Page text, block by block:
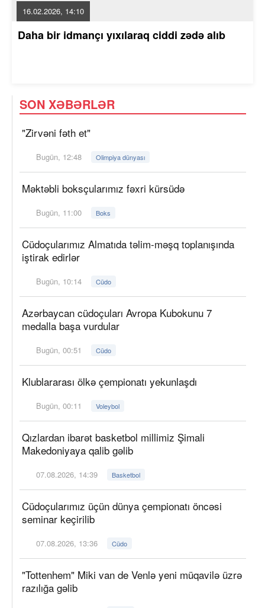
16.02.2026, 14:10
Daha bir idmançı yıxılaraq ciddi zədə alıb
SON XƏBƏRLƏR
"Zirvəni fəth et"
Bugün, 12:48 Olimpiya dünyası
Məktəbli boksçularımız fəxri kürsüdə
Bugün, 11:00 Boks
Cüdoçularımız Almatıda təlim-məşq toplanışında
iştirak edirlər
Bugün, 10:14 Cüdo
Azərbaycan cüdoçuları Avropa Kubokunu 7
medalla başa vurdular
Bugün, 00:51 Cüdo
Klublararası ölkə çempionatı yekunlaşdı
Bugün, 00:11 Voleybol
Qızlardan ibarət basketbol millimiz Şimali
Makedoniyaya qalib gəlib
07.08.2026, 14:39 Basketbol
Cüdoçularımız üçün dünya çempionatı öncəsi
seminar keçirilib
07.08.2026, 13:36 Cüdo
"Tottenhem" Miki van de Venlə yeni müqavilə üzrə
razılığa gəlib